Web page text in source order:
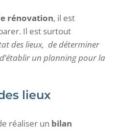
rénovation, il est
Il est surtout
des lieux, de déterminer
un planning pour la
lieux
réaliser un bilan